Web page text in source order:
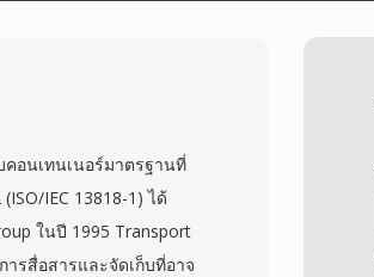
คอนเทนเนอร์มาตรฐานที่
IEC 13818-1) ได้
ในปี 1995 Transport
รสื่อสารและจัดเก็บที่อาจ